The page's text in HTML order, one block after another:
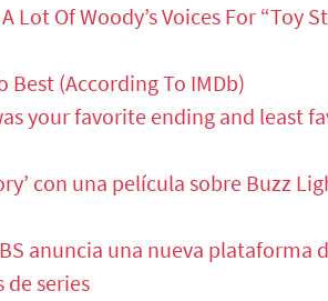
Lot Of Woody’s Voices For “Toy
Best (According To IMDb)
your favorite ending and least
con una película sobre Buzz
anuncia una nueva plataforma
de series